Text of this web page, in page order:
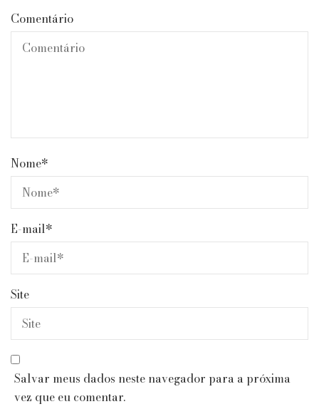
Comentário
Nome*
E-mail*
Site
Salvar meus dados neste navegador para a próxima
vez que eu comentar.